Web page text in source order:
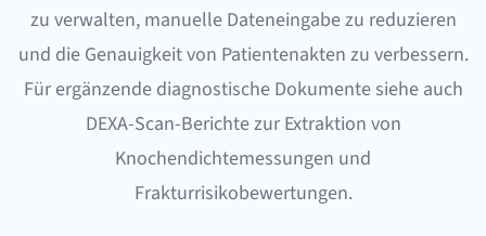
zu verwalten, manuelle Dateneingabe zu reduzieren
und die Genauigkeit von Patientenakten zu verbessern.
Für ergänzende diagnostische Dokumente siehe auch
DEXA-Scan-Berichtezur Extraktion von
Knochendichtemessungen und
Frakturrisikobewertungen.